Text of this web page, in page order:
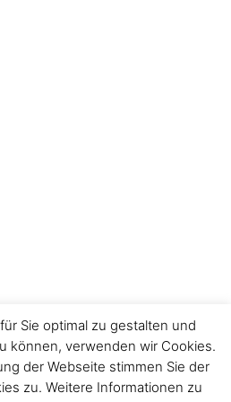
Sie optimal zu gestalten und
können, verwenden wir Cookies.
der Webseite stimmen Sie der
zu. Weitere Informationen zu